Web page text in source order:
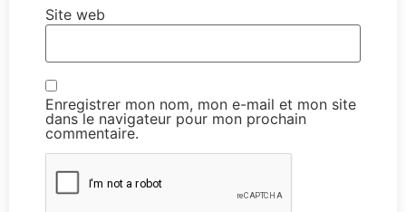
Site web
Enregistrer mon nom, mon e-mail et mon site
dans le navigateur pour mon prochain
commentaire.